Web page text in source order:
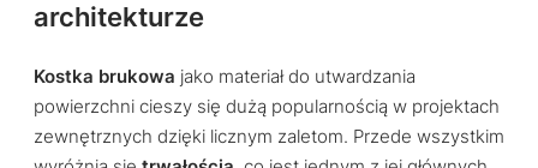
architekturze
Kostka brukowa jako materiał do utwardzania
powierzchni cieszy się dużą popularnością w projektach
zewnętrznych dzięki licznym zaletom. Przede wszystkim